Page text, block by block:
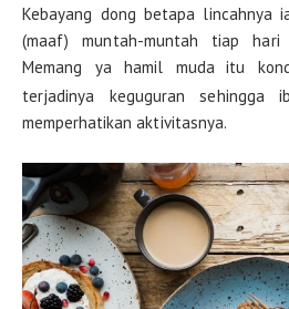
Kebayang dong betapa lincahnya
(maaf) muntah-muntah tiap
Memang ya hamil muda itu
terjadinya keguguran sehingga
memperhatikan aktivitasnya.